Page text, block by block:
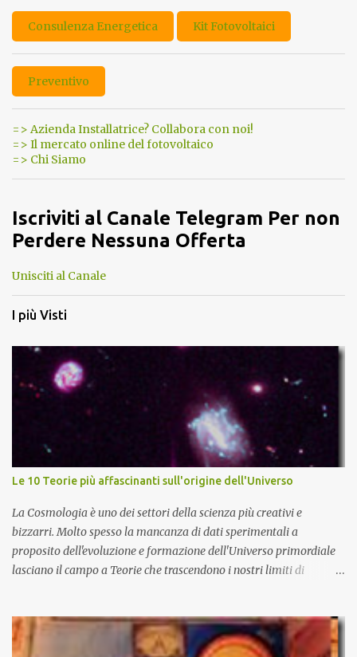
Consulenza Energetica Kit Fotovoltaici
Preventivo
=> Azienda Installatrice? Collabora con noi!
=> Il mercato online del fotovoltaico
=> Chi Siamo
Iscriviti al Canale Telegram Per non
Perdere Nessuna Offerta
Unisciti al Canale
I più Visti
Le 10 Teorie più affascinanti sull'origine dell'Universo
La Cosmologia è uno dei settori della scienza più creativi e
bizzarri. Molto spesso la mancanza di dati sperimentali a
proposito dell'evoluzione e formazione dell'Universo primordiale
lasciano il campo a Teorie che trascendono i nostri limiti di
più accreditata, il Big-Bang e l'Universo inflazionario, ha dei
paradossi e delle lacune difficilmente sormontabili che sono tali da